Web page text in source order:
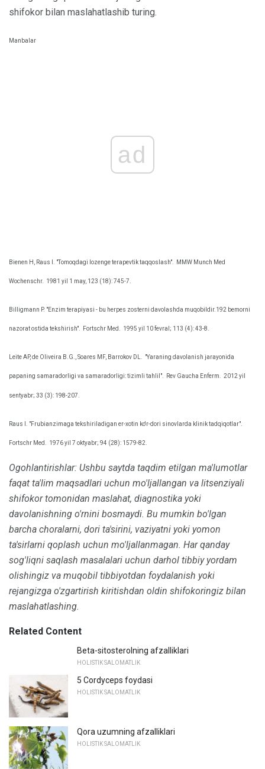
shifokor bilan maslahatlashib turing.
Manbalar
ad
Bienen H, Raus I. "Tomoqdagi lozenge terapevtik taqqoslash". MMW Munch Med
Wochenschr. 1981 yil 1 may, 123 (18): 745-7.
Billigmann P. "Enzim terapiyasi - bu herpes zosterni davolashda muqobildir.192 bemorni
nazorat ostida tekshirish". Fortschr Med. 1995 yil 10 fevral; 113 (4): 43-8.
Leite AP, de Oliveira B.G., Soares MF, Barrokov DL. "Yaraning davolanish jarayonida
papaning samaradorligi va samaradorligi: tizimli tahlil". Rev Gaucha Enferm. 2012 yil
sentyabr; 33 (3): 198-207.
Raus I. "Frubianzimaga tekshiriladigan er-xotin ko'r-dori sinovlarda klinik tadqiqotlar".
Fortschr Med. 1976 yil 7 oktyabr; 94 (28): 1579-82.
Ogohlantirishlar: Ushbu saytda taqdim etilgan ma'lumotlar
faqat ta'lim maqsadlari uchun mo'ljallangan va litsenziyali
shifokor tomonidan maslahat, diagnostika yoki
davolanishning o'rnini bosmaydi. Bu mumkin bo'lgan
barcha choralarni, dori ta'sirini, vaziyatni yoki yomon
ta'sirlarni qoplash uchun mo'ljallanmagan. Har qanday
sog'liqni saqlash masalalari uchun darhol tibbiy yordam
olishingiz va muqobil tibbiyotdan foydalanish yoki
rejangizga o'zgartirish kiritishdan oldin shifokoringiz bilan
maslahatlashing.
Related Content
Beta-sitosterolning afzalliklari
HOLISTIK SALOMATLIK
5 Cordyceps foydasi
HOLISTIK SALOMATLIK
Qora uzumning afzalliklari
HOLISTIK SALOMATLIK